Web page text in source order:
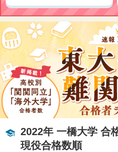
2022年 一橋大学 合
現役合格数順